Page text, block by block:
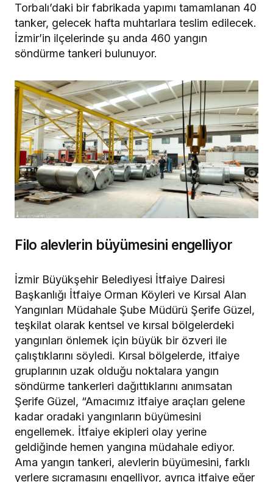
Torbalı’daki bir fabrikada yapımı tamamlanan 40
tanker, gelecek hafta muhtarlara teslim edilecek.
İzmir’in ilçelerinde şu anda 460 yangın
söndürme tankeri bulunuyor.
Filo alevlerin büyümesini engelliyor
İzmir Büyükşehir Belediyesi İtfaiye Dairesi
Başkanlığı İtfaiye Orman Köyleri ve Kırsal Alan
Yangınları Müdahale Şube Müdürü Şerife Güzel,
teşkilat olarak kentsel ve kırsal bölgelerdeki
yangınları önlemek için büyük bir özveri ile
çalıştıklarını söyledi. Kırsal bölgelerde, itfaiye
gruplarının uzak olduğu noktalara yangın
söndürme tankerleri dağıttıklarını anımsatan
Şerife Güzel, “Amacımız itfaiye araçları gelene
kadar oradaki yangınların büyümesini
engellemek. İtfaiye ekipleri olay yerine
geldiğinde hemen yangına müdahale ediyor.
Ama yangın tankeri, alevlerin büyümesini, farklı
yerlere sıçramasını engelliyor, ayrıca itfaiye eğer